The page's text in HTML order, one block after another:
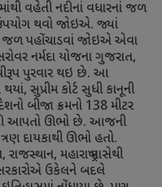
વહેતી નદીનાં વધારનાં જળ
થવો જોઇએ. જ્યાં
જળ પહોંચાડવાં જોઇએ એવા
નર્મદા યોજના ગુજરાત,
પુરવાર થઇ છે. આ
, સુપ્રીમ કોર્ટ સુધી કાનૂની
બીજા ક્રમનો 138મીટર
આપતો ઊભો છે. આજની
દાયકાથી ઊભો હતો.
, રાજસ્થાન, મહારાષ્ટ્ર પાસેથી
ઉકેલને બદલે